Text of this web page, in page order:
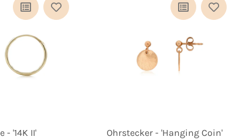
- '14K II'
Ohrstecker - 'Hanging Coin'